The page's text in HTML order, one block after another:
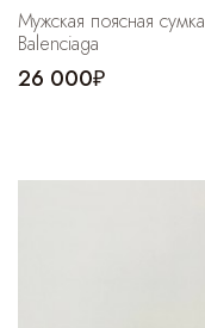
Мужская поясная сумка
Balenciaga
26 000₽